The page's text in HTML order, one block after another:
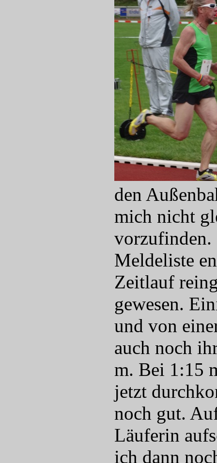
den
mich nicht
vorzufinden.
Meldeliste
Zeitlauf
gewesen.
und von
auch noch
m. Bei 1:15
jetzt
noch gut.
Läuferin
ich dann